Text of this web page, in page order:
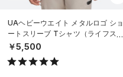
UAヘビーウエイト メタルロゴ ショ
ートスリーブ Tシャツ（ライフスタ
イル/MEN）
￥5,500